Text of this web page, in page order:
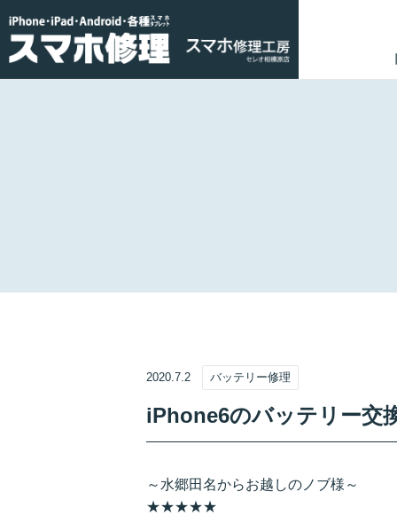
2020.7.2 バッテリー修理
iPhone6のバッテリー交
～水郷田名からお越しのノブ様～
★★★★★